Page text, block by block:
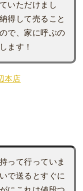
いただけまし
得して売ること
で、家に呼ぶの
ます！
本店
って行っていま
で送るとすぐに